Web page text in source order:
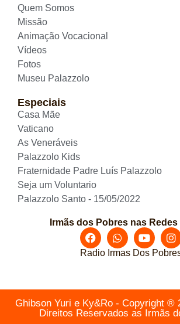
Quem Somos
Missão
Animação Vocacional
Vídeos
Fotos
Museu Palazzolo
Especiais
Casa Mãe
Vaticano
As Veneráveis
Palazzolo Kids
Fraternidade Padre Luís Palazzolo
Seja um Voluntario
Palazzolo Santo - 15/05/2022
Irmãs dos Pobres nas
Radio Irmas Dos
Ghibson Yuri e Ky&Ro - Copyright ®
Direitos Reservados as Irmãs